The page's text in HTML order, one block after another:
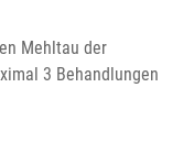
Mehltau der
3 Behandlungen